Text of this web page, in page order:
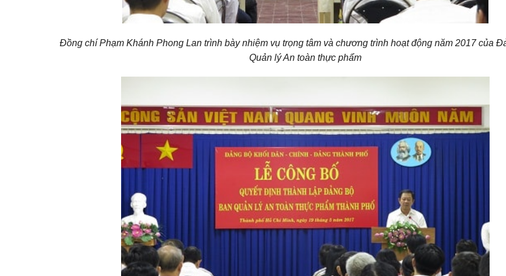
Đồng chí Phạm Khánh Phong Lan trình bày nhiệm vụ trọng tâm và chương trình hoạt động năm 2017 của
Quản lý An toàn thực phẩm